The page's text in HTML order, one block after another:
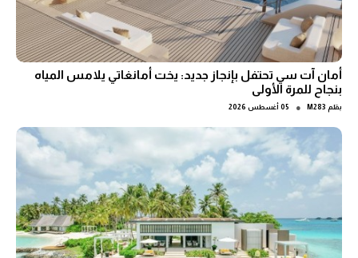
أمان آت سي تحتفل بإنجاز جديد: يخت أمانغاتي يلامس المياه
بنجاح للمرة الأولى
بقلم M283
● 05 أغسطس 2026